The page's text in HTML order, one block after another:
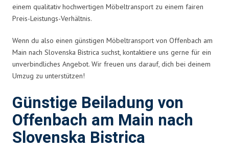
einem qualitativ hochwertigen Möbeltransport zu einem fairen
Preis-Leistungs-Verhältnis.
Wenn du also einen günstigen Möbeltransport von Offenbach am
Main nach Slovenska Bistrica suchst, kontaktiere uns gerne für ein
unverbindliches Angebot. Wir freuen uns darauf, dich bei deinem
Umzug zu unterstützen!
Günstige Beiladung von
Offenbach am Main nach
Slovenska Bistrica